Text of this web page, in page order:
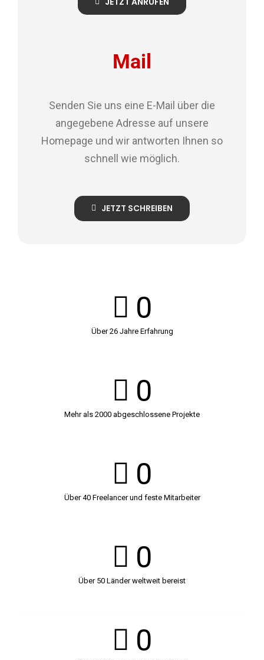
Mail
Senden Sie uns eine E-Mail über die
angegebene Adresse auf unsere
Homepage und wir antworten Ihnen so
schnell wie möglich.
JETZT SCHREIBEN
0
Über 26 Jahre Erfahrung
0
Mehr als 2000 abgeschlossene Projekte
0
Über 40 Freelancer und feste Mitarbeiter
0
Über 50 Länder weltweit bereist
0